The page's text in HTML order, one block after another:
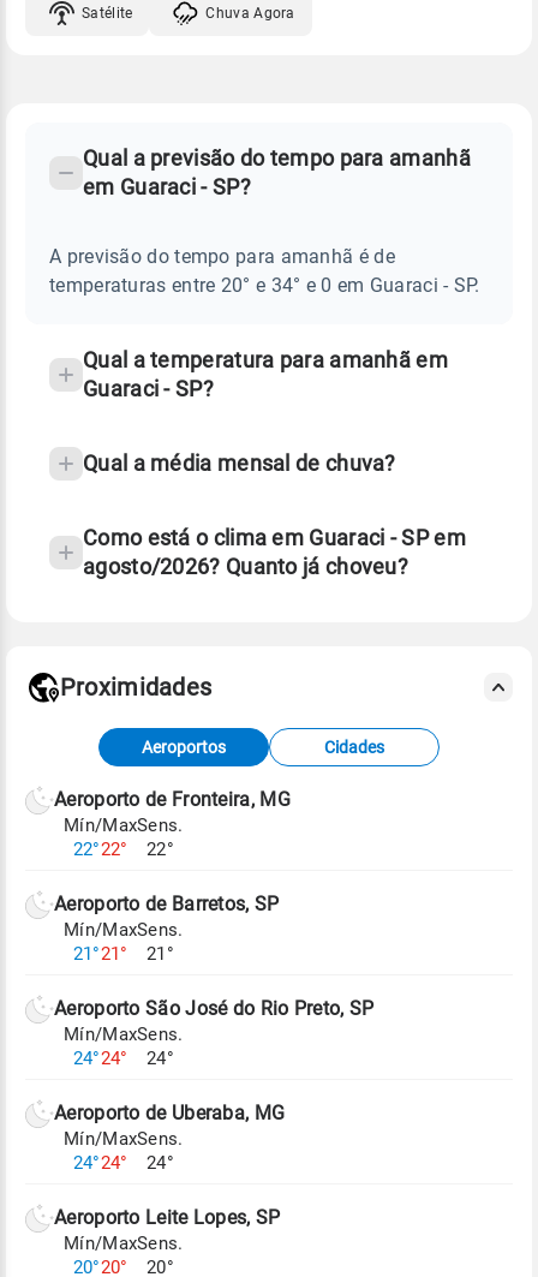
Satélite Chuva Agora
GUARACI
Perguntas
sobre
chuva
temperatura
Qual a previsão do tempo para amanhã
em Guaraci - SP?
A previsão do tempo para amanhã é de
temperaturas entre 20° e 34° e 0 em Guaraci - SP.
Qual a temperatura para amanhã em
Guaraci - SP?
Qual a média mensal de chuva?
Como está o clima em Guaraci - SP em
agosto/2026? Quanto já choveu?
Fonte: dados combinados de estações
meteorológicas e satélite do Centro de Previsão
de Tempo e Estudos Climáticos (CPTEC).
Para obter mais informações sobre os dados
Proximidades
Aeroportos Cidades
Aeroporto de Fronteira, MG
Mín/Max
22°22°
Sens.
22°
Aeroporto de Barretos, SP
Mín/Max
21°21°
Sens.
21°
Aeroporto São José do Rio Preto, SP
Mín/Max
24°24°
Sens.
24°
Aeroporto de Uberaba, MG
Mín/Max
24°24°
Sens.
24°
Aeroporto Leite Lopes, SP
Mín/Max
20°20°
Sens.
20°